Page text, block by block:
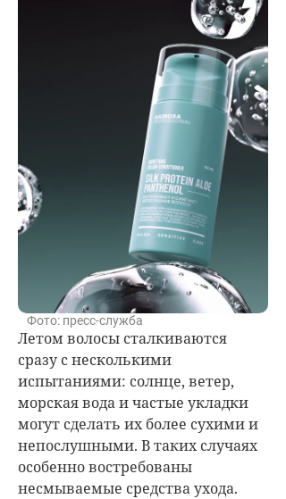
Фото: пресс-служба
Летом волосы сталкиваются
сразу с несколькими
испытаниями: солнце, ветер,
морская вода и частые укладки
могут сделать их более сухими и
непослушными. В таких случаях
особенно востребованы
несмываемые средства ухода.